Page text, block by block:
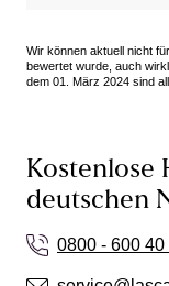
Wir können aktuell nicht
bewertet wurde, auch
dem 01. März 2024 sind
Kostenlose
deutschen
0800 - 600 40